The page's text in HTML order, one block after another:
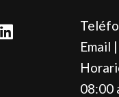
L
i
Email
08:00